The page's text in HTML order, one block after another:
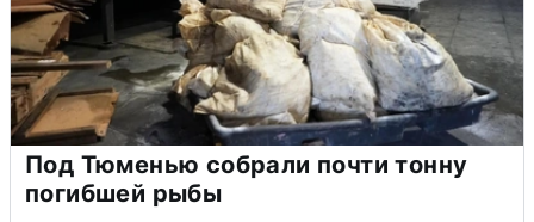
Под Тюменью собрали почти тонну
погибшей рыбы